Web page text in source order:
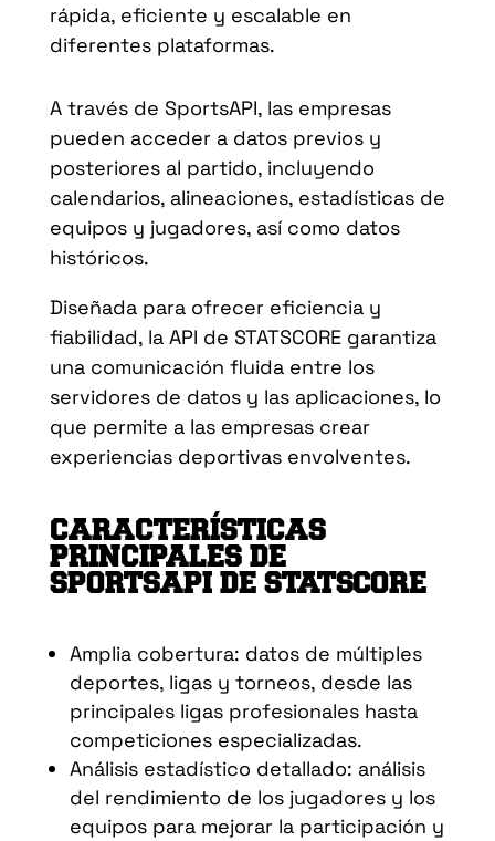
rápida, eficiente y escalable en
diferentes plataformas.
A través de SportsAPI, las empresas
pueden acceder a datos previos y
posteriores al partido, incluyendo
calendarios, alineaciones, estadísticas de
equipos y jugadores, así como datos
históricos.
Diseñada para ofrecer eficiencia y
fiabilidad, la API de STATSCORE garantiza
una comunicación fluida entre los
servidores de datos y las aplicaciones, lo
que permite a las empresas crear
experiencias deportivas envolventes.
CARACTERÍSTICAS
PRINCIPALES DE
SPORTSAPI DE STATSCORE
Amplia cobertura: datos de múltiples
deportes, ligas y torneos, desde las
principales ligas profesionales hasta
competiciones especializadas.
Análisis estadístico detallado: análisis
del rendimiento de los jugadores y los
equipos para mejorar la participación y